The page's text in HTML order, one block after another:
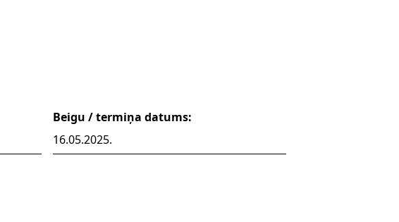
Beigu / termiņa datums:
16.05.2025.